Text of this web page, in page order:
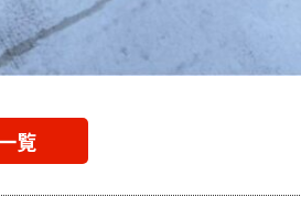
覧